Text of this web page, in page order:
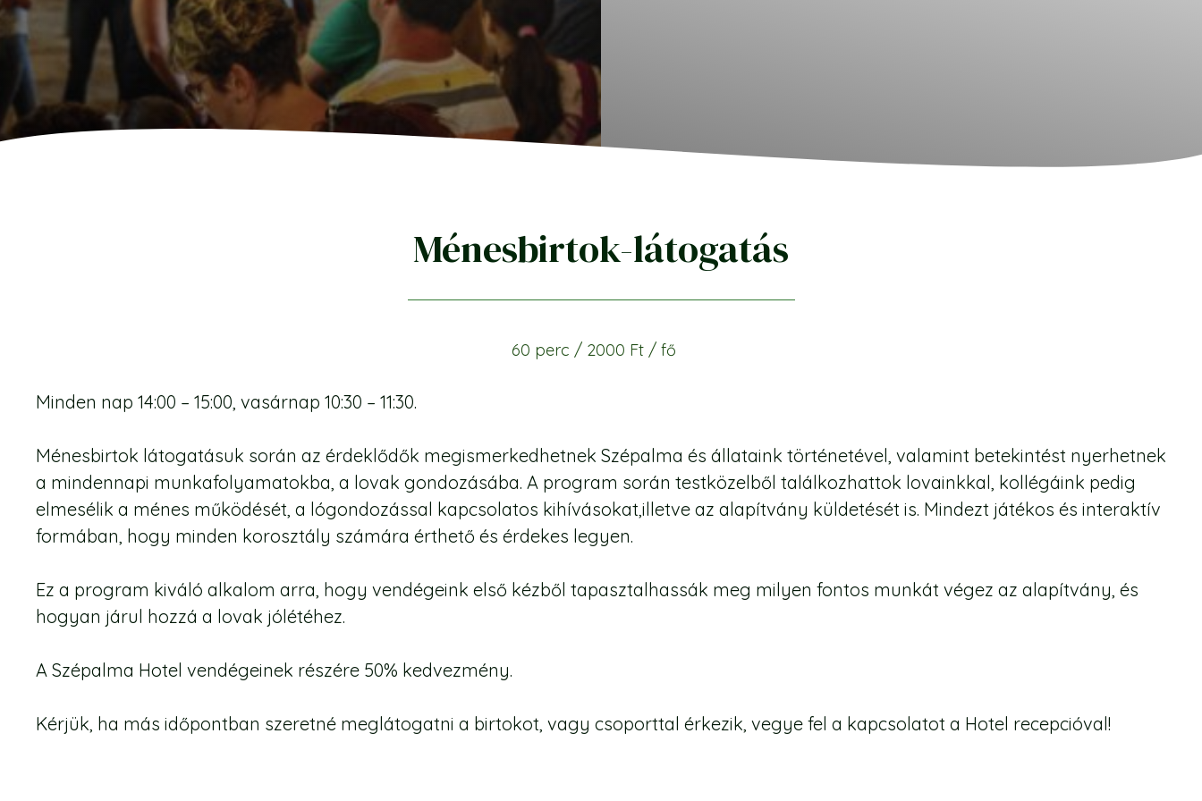
Ménesbirtok-látogatás
60 perc / 2000 Ft / fő
Minden nap 14:00 – 15:00, vasárnap 10:30 – 11:30.
Ménesbirtok látogatásuk során az érdeklődők megismerkedhetnek Szépalma és állataink történetével, valamint betekintést nyerhetnek
a mindennapi munkafolyamatokba, a lovak gondozásába. A program során testközelből találkozhattok lovainkkal, kollégáink pedig
elmesélik a ménes működését, a lógondozással kapcsolatos kihívásokat,illetve az alapítvány küldetését is. Mindezt játékos és interaktív
formában, hogy minden korosztály számára érthető és érdekes legyen.
Ez a program kiváló alkalom arra, hogy vendégeink első kézből tapasztalhassák meg milyen fontos munkát végez az alapítvány, és
hogyan járul hozzá a lovak jólétéhez.
A Szépalma Hotel vendégeinek részére 50% kedvezmény.
Kérjük, ha más időpontban szeretné meglátogatni a birtokot, vagy csoporttal érkezik, vegye fel a kapcsolatot a Hotel recepcióval!